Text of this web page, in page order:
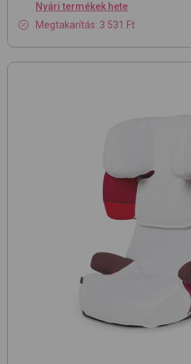
Nyári termékek hete
Megtakarítás: 3 531 Ft